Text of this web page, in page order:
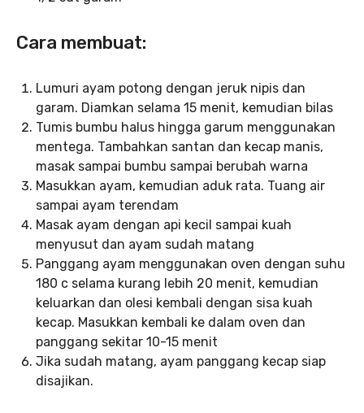
Cara membuat:
Lumuri ayam potong dengan jeruk nipis dan
garam. Diamkan selama 15 menit, kemudian bilas
Tumis bumbu halus hingga garum menggunakan
mentega. Tambahkan santan dan kecap manis,
masak sampai bumbu sampai berubah warna
Masukkan ayam, kemudian aduk rata. Tuang air
sampai ayam terendam
Masak ayam dengan api kecil sampai kuah
menyusut dan ayam sudah matang
Panggang ayam menggunakan oven dengan suhu
180 c selama kurang lebih 20 menit, kemudian
keluarkan dan olesi kembali dengan sisa kuah
kecap. Masukkan kembali ke dalam oven dan
panggang sekitar 10-15 menit
Jika sudah matang, ayam panggang kecap siap
disajikan.